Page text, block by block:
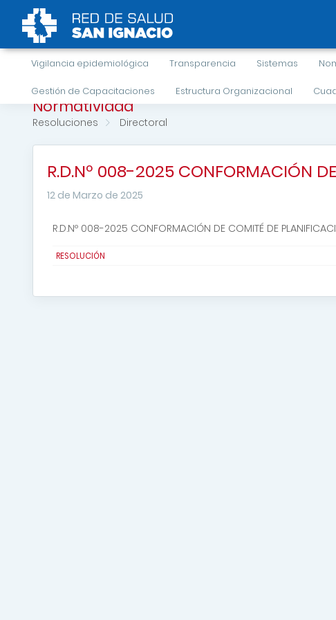
Vigilancia epidemiológica Transparencia Sistemas
Gestión de Capacitaciones Estructura Organizacional
Normatividad
Resoluciones Directoral
R.D.Nº 008-2025 CONFORMACIÓN
12 de Marzo de 2025
R.D.Nº 008-2025 CONFORMACIÓN DE COMITÉ DE
RESOLUCIÓN